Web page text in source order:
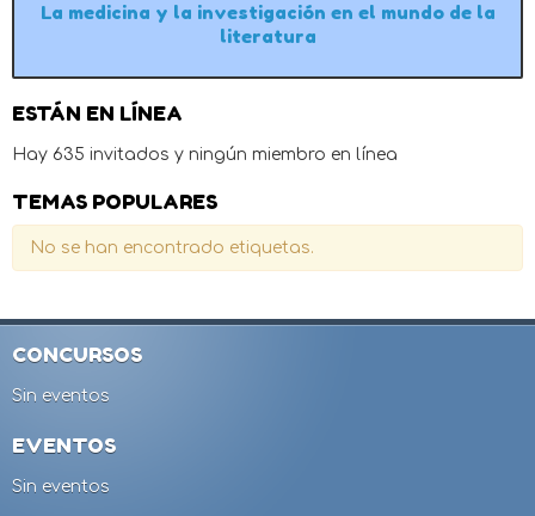
La medicina y la investigación en el mundo de la
literatura
ESTÁN EN LÍNEA
Hay 635 invitados y ningún miembro en línea
TEMAS POPULARES
No se han encontrado etiquetas.
CONCURSOS
Sin eventos
EVENTOS
Sin eventos